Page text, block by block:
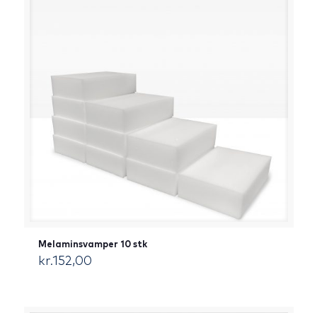
Melaminsvamper 10 stk
kr.152,00